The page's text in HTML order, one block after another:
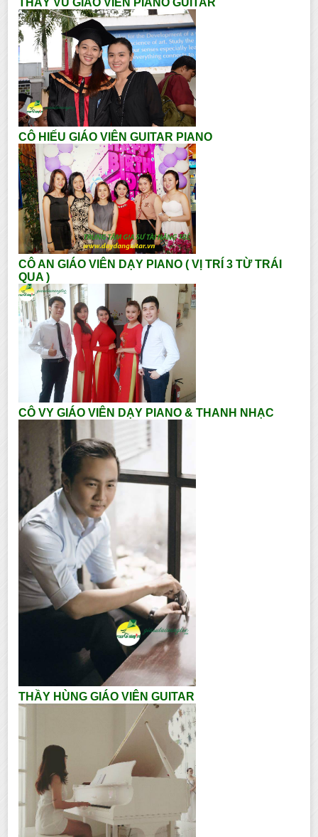
CÔ HIẾU GIÁO VIÊN GUITAR PIANO
CÔ AN GIÁO VIÊN DẠY PIANO ( VỊ TRÍ 3 TỪ TRÁI
QUA )
CÔ VY GIÁO VIÊN DẠY PIANO & THANH NHẠC
THẦY HÙNG GIÁO VIÊN GUITAR